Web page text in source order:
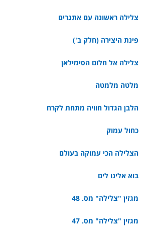
צלילה ראשונה עם אתגרים
פינת היצירה (חלק ב')
צלילה אל חלום הסימילאן
מלטה מלמטה
הלבן הגדול חוויה מתחת לקרח
כחול עמוק
הצלילה הכי עמוקה בעולם
בוא אלינו לים
מגזין "צלילה" מס. 48
מגזין "צלילה" מס. 47